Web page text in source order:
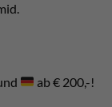
ab € 200,-!